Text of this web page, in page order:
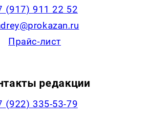
(917) 911 22 52
Прайс-лист
редакции
(922) 335-53-79